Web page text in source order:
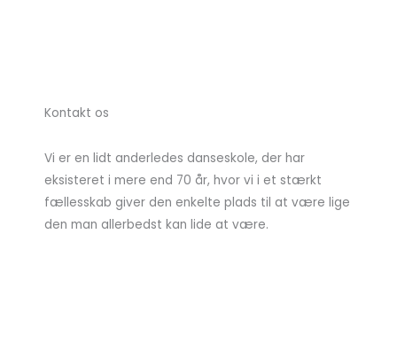
Kontakt os
Vi er en lidt anderledes danseskole, der har
eksisteret i mere end 70 år, hvor vi i et stærkt
fællesskab giver den enkelte plads til at være lige
den man allerbedst kan lide at være.